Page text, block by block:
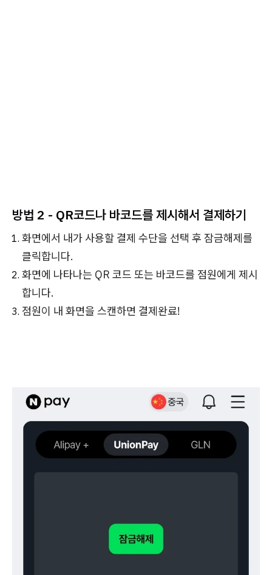
방법 2 - QR코드나 바코드를 제시해서 결제하기
화면에서 내가 사용할 결제 수단을 선택 후 잠금해제를
클릭합니다.
화면에 나타나는 QR 코드 또는 바코드를 점원에게 제시
합니다.
점원이 내 화면을 스캔하면 결제완료!